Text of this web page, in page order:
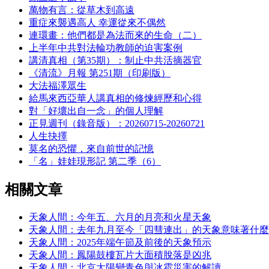
萬物有言：從草木到高遠
重症來襲遇高人 幸運從來不偶然
連環畫：他們都是為法而來的生命（二）
上半年中共對法輪功教師的迫害案例
講清真相（第35期）：制止中共活摘器官
《清流》月報 第251期（印刷版）
大法福澤眾生
給馬來西亞華人講真相的修煉經歷和心得
對「好壞出自一念」的個人理解
正見週刊（錄音版）：20260715-20260721
人生抉擇
莫名的恐懼，來自前世的記憶
「名」娃娃現形記 第二季（6）
相關文章
天象人間：今年五、六月的月亮和火星天象
天象人間：去年九月至今「四彗連出」的天象意味著什
天象人間：2025年端午節及前後的天象預示
天象人間：鳳陽鼓樓瓦片大面積脫落是凶兆